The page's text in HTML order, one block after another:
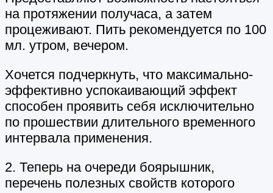
на протяжении получаса, а затем
процеживают. Пить рекомендуется по 100
мл. утром, вечером.
Хочется подчеркнуть, что максимально-
эффективно успокаивающий эффект
способен проявить себя исключительно
по прошествии длительного временного
интервала применения.
2. Теперь на очереди боярышник,
перечень полезных свойств которого